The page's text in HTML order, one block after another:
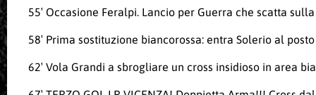
55′ Occasione Feralpi. Lancio per Guerra che scatta
58′ Prima sostituzione biancorossa: entra Solerio al
62′ Vola Grandi a sbrogliare un cross insidioso in area